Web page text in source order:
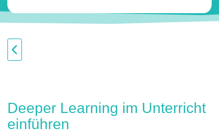
Deeper Learning im Unterricht
einführen